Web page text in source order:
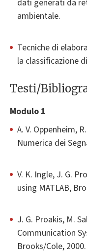
dati generati da
ambientale.
Tecniche di
la classificazione
Testi/
Modulo 1
A. V. Oppenheim,
Numerica dei
V. K. Ingle, J. G.
using MATLAB,
J. G. Proakis, M.
Communication
Brooks/Cole, 2000.